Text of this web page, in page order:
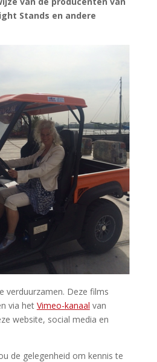
Stands en andere
verduurzamen. Deze films
via het Vimeo-kanaal van
website, social media en
de gelegenheid om kennis te